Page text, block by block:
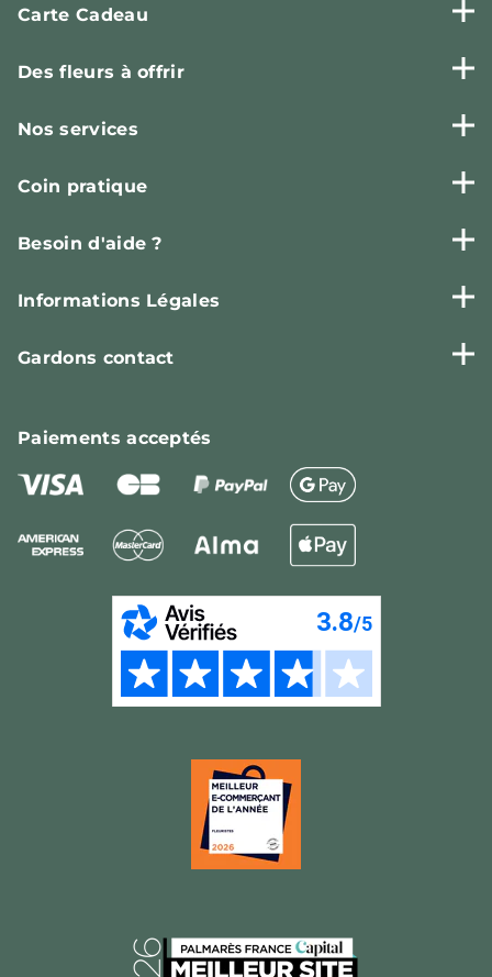
Carte Cadeau
Des fleurs à offrir
Nos services
Coin pratique
Besoin d'aide ?
Informations Légales
Gardons contact
Paiementsacceptés